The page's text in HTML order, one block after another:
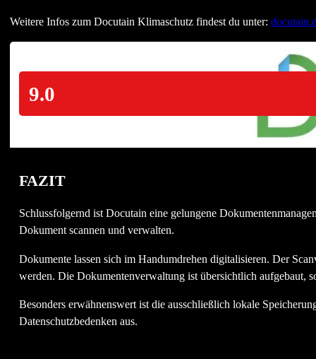
Weitere Infos zum Docutain Klimaschutz findest du unter:
9.0
FAZIT
Schlussfolgernd ist Docutain eine gelungene
Dokument scannen und verwalten.
Dokumente lassen sich im Handumdrehen digitalisieren. Der
werden. Die Dokumentenverwaltung ist übersichtlich aufgebaut,
Besonders erwähnenswert ist die ausschließlich lokale
Datenschutzbedenken aus.